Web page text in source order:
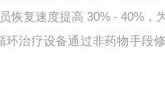
恢复速度提高 30% - 40% ，
环治疗设备通过非药物手段